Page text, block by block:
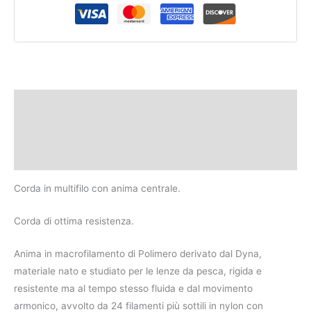
Corda in multifilo con anima centrale.
Corda di ottima resistenza.
Anima in macrofilamento di Polimero derivato dal Dyna,
materiale nato e studiato per le lenze da pesca, rigida e
resistente ma al tempo stesso fluida e dal movimento
armonico, avvolto da 24 filamenti più sottili in nylon con